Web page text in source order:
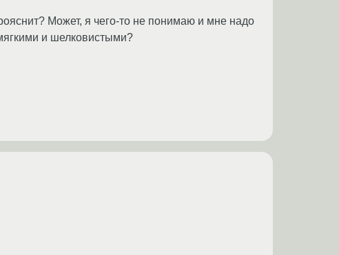
Может, я чего-то не понимаю и мне надо
и шелковистыми?